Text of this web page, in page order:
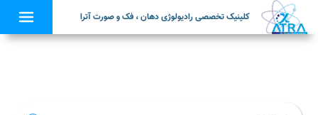
× کلینیک تخصصی رادیولوژی دهان ، فک و صورت آترا